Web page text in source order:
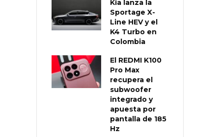
Kia lanza la
Sportage X-
Line HEV y el
K4 Turbo en
Colombia
El REDMI K100
Pro Max
recupera el
subwoofer
integrado y
apuesta por
pantalla de 185
Hz